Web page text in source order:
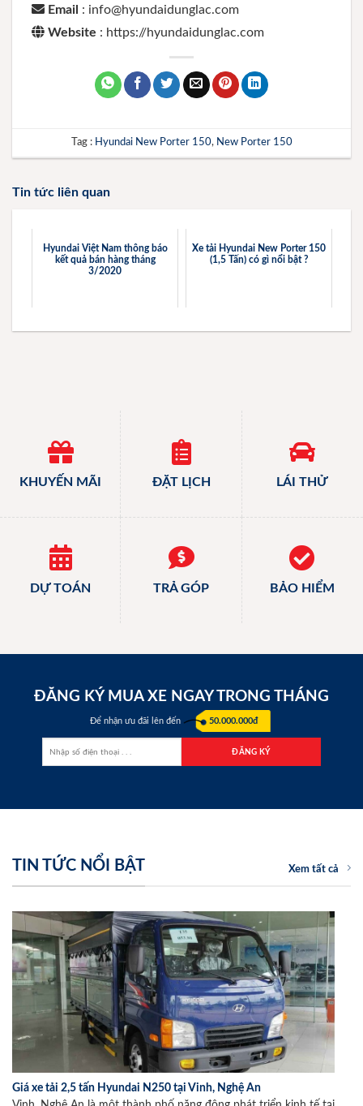
Email : info@hyundaidunglac.com
Website : https://hyundaidunglac.com
Tag : Hyundai New Porter 150, New Porter 150
Tin tức liên quan
Hyundai Việt Nam thông báo
kết quả bán hàng tháng
3/2020
Xe tải Hyundai New Porter 150
(1,5 Tấn) có gì nổi bật ?
KHUYẾN MÃI ĐẶT LỊCH LÁI THỬ
DỰ TOÁN TRẢ GÓP BẢO HIỂM
ĐĂNG KÝ MUA XE NGAY TRONG THÁNG
Để nhận ưu đãi lên đến 50.000.000đ
TIN TỨC NỔI BẬT Xem tất cả
Giá xe tải 2,5 tấn Hyundai N250 tại Vinh, Nghệ An